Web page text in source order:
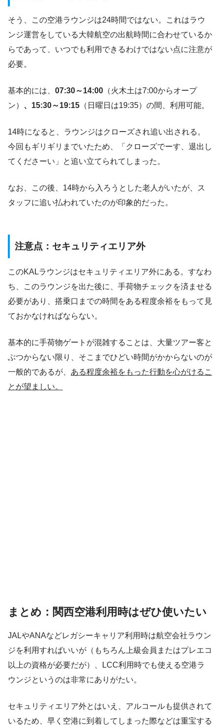
そう、この空港ラウンジは24時間ではない。これはラウ
ンジ運営をしている大韓航空の出航時間に合わせているか
らであって、いつでも利用できるわけではない点に注意が
必要。
基本的には、 07:30～14:00 （火木土は7:00からオープ
ン） 、15:30～19:15 （日曜日は19:35）の間、利用可能。
14時になると、ラウンジはクローズされ追い出される。
今回もギリギリまでいたため、「クローズでーす、退出し
てくださーい」と追い立てられてしまった。
なお、この後、14時から入ろうとした老人がいたが、ス
タッフに追い払われていたのが印象的だった。
注意点：セキュリティエリア外
このKALラウンジはセキュリティエリア外にある。すなわ
ち、このラウンジを出た後に、手荷物チェックを済ませる
必要があり、搭乗口までの時間をある程度余裕をもって見
ておかなければならない。
基本的に手荷物ゲートが混雑することは、大量ツアー客と
ぶつからない限り、そこまでひどい時間がかからないのが
一般的であるが、 ある程度余裕をもった行動を心がけるこ
とが望ましい。
まとめ：関西空港利用時はぜひ使いたい
JALやANAなどレガシーキャリア利用時は航空会社ラウン
ジを利用すればいいが（もちろん上級会員またはプレエコ
以上の資格が必要だが）、LCC利用時でも使える空港ラ
ウンジというのは非常にありがたい。
セキュリティエリア外とはいえ、アルコールも提供されて
いるため、早く空港に到着してしまった際などは重宝する